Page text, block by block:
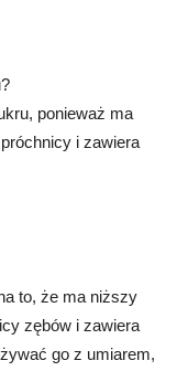
ponieważ ma
i zawiera
to, że ma niższy
zębów i zawiera
go z umiarem,